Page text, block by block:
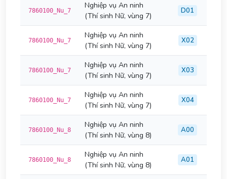
7860100_Nu_7
Nghiệp vụ An ninh
(Thí sinh Nữ, vùng 7)
D01
7860100_Nu_7
Nghiệp vụ An ninh
(Thí sinh Nữ, vùng 7)
X02
7860100_Nu_7
Nghiệp vụ An ninh
(Thí sinh Nữ, vùng 7)
X03
7860100_Nu_7
Nghiệp vụ An ninh
(Thí sinh Nữ, vùng 7)
X04
7860100_Nu_8
Nghiệp vụ An ninh
(Thí sinh Nữ, vùng 8)
A00
7860100_Nu_8
Nghiệp vụ An ninh
(Thí sinh Nữ, vùng 8)
A01